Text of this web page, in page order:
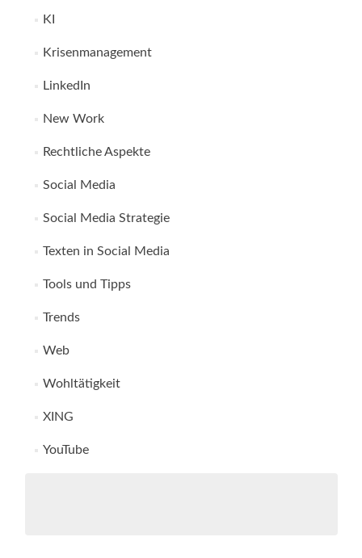
KI
Krisenmanagement
LinkedIn
New Work
Rechtliche Aspekte
Social Media
Social Media Strategie
Texten in Social Media
Tools und Tipps
Trends
Web
Wohltätigkeit
XING
YouTube